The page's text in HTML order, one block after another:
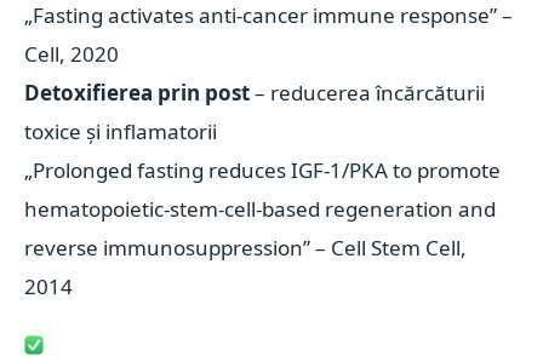
„Fasting activates anti-cancer immune response” –
Cell, 2020
Detoxifierea prin post– reducerea încărcăturii
toxice și inflamatorii
„Prolonged fasting reduces IGF-1/PKA to promote
hematopoietic-stem-cell-based regeneration and
reverse immunosuppression” – Cell Stem Cell,
2014